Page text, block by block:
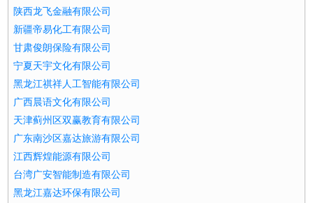
陕西龙飞金融有限公司
新疆帝易化工有限公司
甘肃俊朗保险有限公司
宁夏天宇文化有限公司
黑龙江祺祥人工智能有限公司
广西晨语文化有限公司
天津蓟州区双赢教育有限公司
广东南沙区嘉达旅游有限公司
江西辉煌能源有限公司
台湾广安智能制造有限公司
黑龙江嘉达环保有限公司